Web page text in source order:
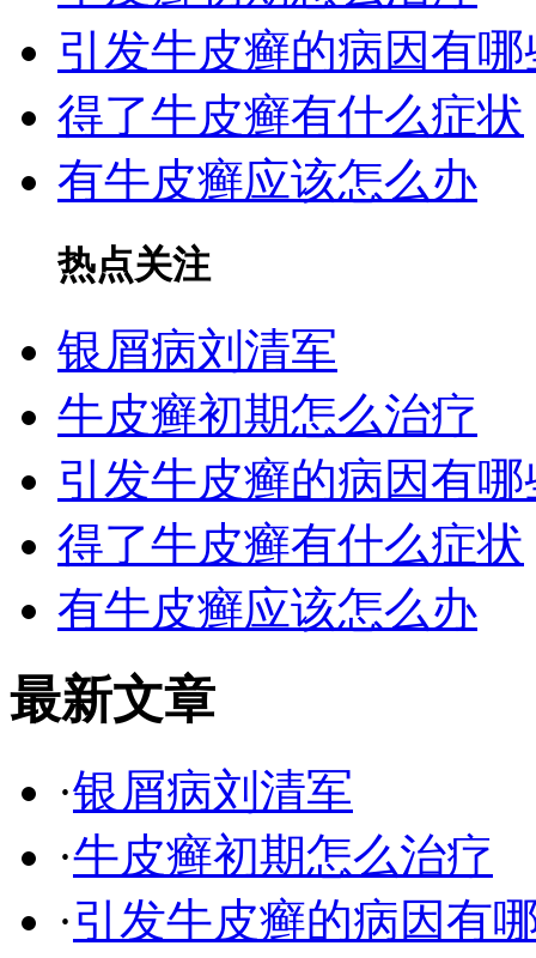
引发牛皮癣的病因有哪
得了牛皮癣有什么症状
有牛皮癣应该怎么办
热点关注
银屑病刘清军
牛皮癣初期怎么治疗
引发牛皮癣的病因有哪
得了牛皮癣有什么症状
有牛皮癣应该怎么办
最新文章
·银屑病刘清军
·牛皮癣初期怎么治疗
·引发牛皮癣的病因有